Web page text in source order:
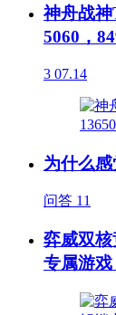
神舟战
5060，
3 07.14
为什么
问答 11
弈威双
专属游戏